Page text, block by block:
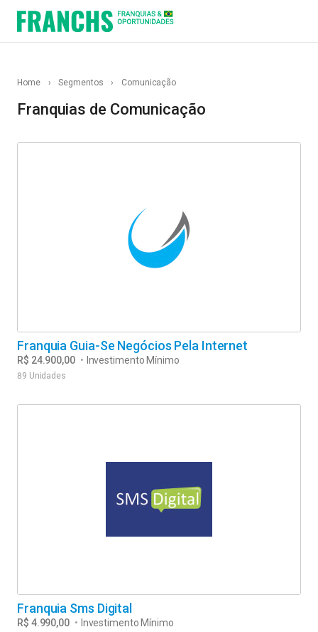
Home › Segmentos › Comunicação
Franquias de Comunicação
R$ 24.900,00 • Investimento Mínimo
Franquia Guia-Se Negócios Pela Internet
89 Unidades
R$ 4.990,00 • Investimento Mínimo
Franquia Sms Digital